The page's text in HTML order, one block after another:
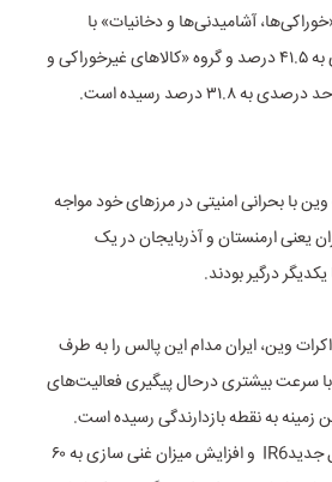
آشامیدنی‌ها و دخانیات» با
کاهش ۴.۹ واحد درصدی به ۴۱.۵ درصد و گروه «کالا‌های غیرخوراکی و
با بحرانی امنیتی در مرزهای خود مواجه
یعنی ارمنستان و آذربایجان در یک
درگیر بودند.
وین، ایران مدام این پالس را به طرف
سرعت بیشتری درحال پیگیری فعالیت‌های
زمینه به نقطه بازدارندگی رسیده است.
تولید سانتریفیوژهای نسل جدیدIR6 و افزایش میزان غنی سازی به ۶۰